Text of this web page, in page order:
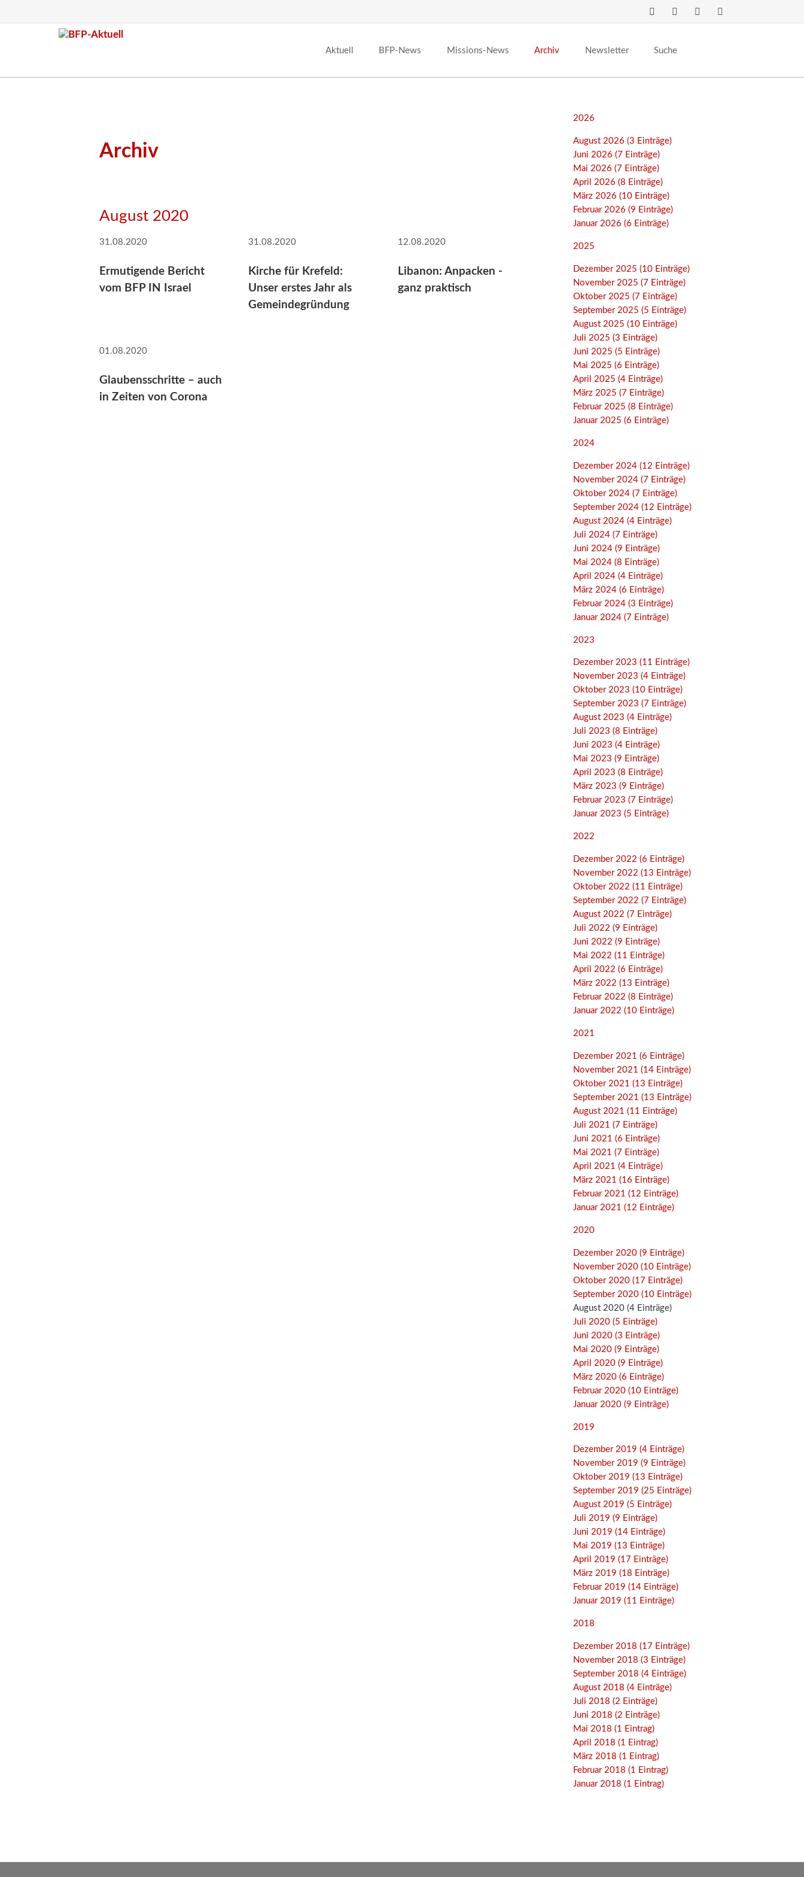
Aktuell BFP-News Missions-News Archiv Newsletter Suche
Archiv
August 2020
31.08.2020
Ermutigende Bericht
vom BFP IN Israel
31.08.2020
Kirche für Krefeld:
Unser erstes Jahr als
Gemeindegründung
12.08.2020
Libanon: Anpacken -
ganz praktisch
01.08.2020
Glaubensschritte – auch
in Zeiten von Corona
2026
August 2026 (3 Einträge)
Juni 2026 (7 Einträge)
Mai 2026 (7 Einträge)
April 2026 (8 Einträge)
März 2026 (10 Einträge)
Februar 2026 (9 Einträge)
Januar 2026 (6 Einträge)
2025
Dezember 2025 (10 Einträge)
November 2025 (7 Einträge)
Oktober 2025 (7 Einträge)
September 2025 (5 Einträge)
August 2025 (10 Einträge)
Juli 2025 (3 Einträge)
Juni 2025 (5 Einträge)
Mai 2025 (6 Einträge)
April 2025 (4 Einträge)
März 2025 (7 Einträge)
Februar 2025 (8 Einträge)
Januar 2025 (6 Einträge)
2024
Dezember 2024 (12 Einträge)
November 2024 (7 Einträge)
Oktober 2024 (7 Einträge)
September 2024 (12 Einträge)
August 2024 (4 Einträge)
Juli 2024 (7 Einträge)
Juni 2024 (9 Einträge)
Mai 2024 (8 Einträge)
April 2024 (4 Einträge)
März 2024 (6 Einträge)
Februar 2024 (3 Einträge)
Januar 2024 (7 Einträge)
2023
Dezember 2023 (11 Einträge)
November 2023 (4 Einträge)
Oktober 2023 (10 Einträge)
September 2023 (7 Einträge)
August 2023 (4 Einträge)
Juli 2023 (8 Einträge)
Juni 2023 (4 Einträge)
Mai 2023 (9 Einträge)
April 2023 (8 Einträge)
März 2023 (9 Einträge)
Februar 2023 (7 Einträge)
Januar 2023 (5 Einträge)
2022
Dezember 2022 (6 Einträge)
November 2022 (13 Einträge)
Oktober 2022 (11 Einträge)
September 2022 (7 Einträge)
August 2022 (7 Einträge)
Juli 2022 (9 Einträge)
Juni 2022 (9 Einträge)
Mai 2022 (11 Einträge)
April 2022 (6 Einträge)
März 2022 (13 Einträge)
Februar 2022 (8 Einträge)
Januar 2022 (10 Einträge)
2021
Dezember 2021 (6 Einträge)
November 2021 (14 Einträge)
Oktober 2021 (13 Einträge)
September 2021 (13 Einträge)
August 2021 (11 Einträge)
Juli 2021 (7 Einträge)
Juni 2021 (6 Einträge)
Mai 2021 (7 Einträge)
April 2021 (4 Einträge)
März 2021 (16 Einträge)
Februar 2021 (12 Einträge)
Januar 2021 (12 Einträge)
2020
Dezember 2020 (9 Einträge)
November 2020 (10 Einträge)
Oktober 2020 (17 Einträge)
September 2020 (10 Einträge)
August 2020 (4 Einträge)
Juli 2020 (5 Einträge)
Juni 2020 (3 Einträge)
Mai 2020 (9 Einträge)
April 2020 (9 Einträge)
März 2020 (6 Einträge)
Februar 2020 (10 Einträge)
Januar 2020 (9 Einträge)
2019
Dezember 2019 (4 Einträge)
November 2019 (9 Einträge)
Oktober 2019 (13 Einträge)
September 2019 (25 Einträge)
August 2019 (5 Einträge)
Juli 2019 (9 Einträge)
Juni 2019 (14 Einträge)
Mai 2019 (13 Einträge)
April 2019 (17 Einträge)
März 2019 (18 Einträge)
Februar 2019 (14 Einträge)
Januar 2019 (11 Einträge)
2018
Dezember 2018 (17 Einträge)
November 2018 (3 Einträge)
September 2018 (4 Einträge)
August 2018 (4 Einträge)
Juli 2018 (2 Einträge)
Juni 2018 (2 Einträge)
Mai 2018 (1 Eintrag)
April 2018 (1 Eintrag)
März 2018 (1 Eintrag)
Februar 2018 (1 Eintrag)
Januar 2018 (1 Eintrag)